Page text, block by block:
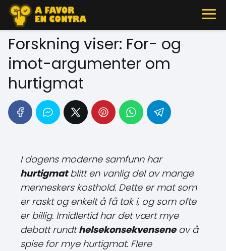
Forskning viser: For- og
imot-argumenter om
hurtigmat
I dagens moderne samfunn har
hurtigmatblitt en vanlig del av mange
menneskers kosthold. Dette er mat som
er raskt og enkelt å få tak i, og som ofte
er billig. Imidlertid har det vært mye
debatt rundthelsekonsekvenseneav å
spise for mye hurtigmat. Flere